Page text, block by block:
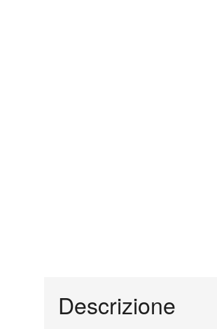
Descrizione